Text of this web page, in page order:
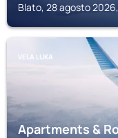
Blato, 28 agosto
VELA LUKA
Apartments &